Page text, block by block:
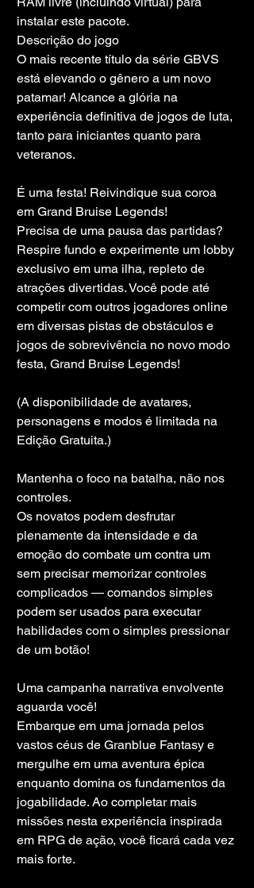
instalar este pacote.
Descrição do jogo
O mais recente título da série GBVS
está elevando o gênero a um novo
patamar! Alcance a glória na
experiência definitiva de jogos de luta,
tanto para iniciantes quanto para
veteranos.
É uma festa! Reivindique sua coroa
em Grand Bruise Legends!
Precisa de uma pausa das partidas?
Respire fundo e experimente um lobby
exclusivo em uma ilha, repleto de
atrações divertidas. Você pode até
competir com outros jogadores online
em diversas pistas de obstáculos e
jogos de sobrevivência no novo modo
festa, Grand Bruise Legends!
(A disponibilidade de avatares,
personagens e modos é limitada na
Edição Gratuita.)
Mantenha o foco na batalha, não nos
controles.
Os novatos podem desfrutar
plenamente da intensidade e da
emoção do combate um contra um
sem precisar memorizar controles
complicados — comandos simples
podem ser usados ​​para executar
habilidades com o simples pressionar
de um botão!
Uma campanha narrativa envolvente
aguarda você!
Embarque em uma jornada pelos
vastos céus de Granblue Fantasy e
mergulhe em uma aventura épica
enquanto domina os fundamentos da
jogabilidade. Ao completar mais
missões nesta experiência inspirada
em RPG de ação, você ficará cada vez
mais forte.